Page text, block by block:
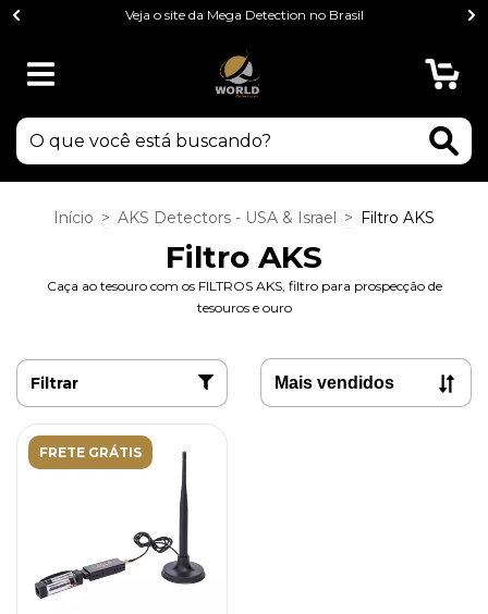
Veja o site da Mega Detection no Brasil
Início > AKS Detectors - USA & Israel > Filtro AKS
Filtro AKS
Caça ao tesouro com os FILTROS AKS, filtro para prospecção de
tesouros e ouro
Filtrar
FRETE GRÁTIS